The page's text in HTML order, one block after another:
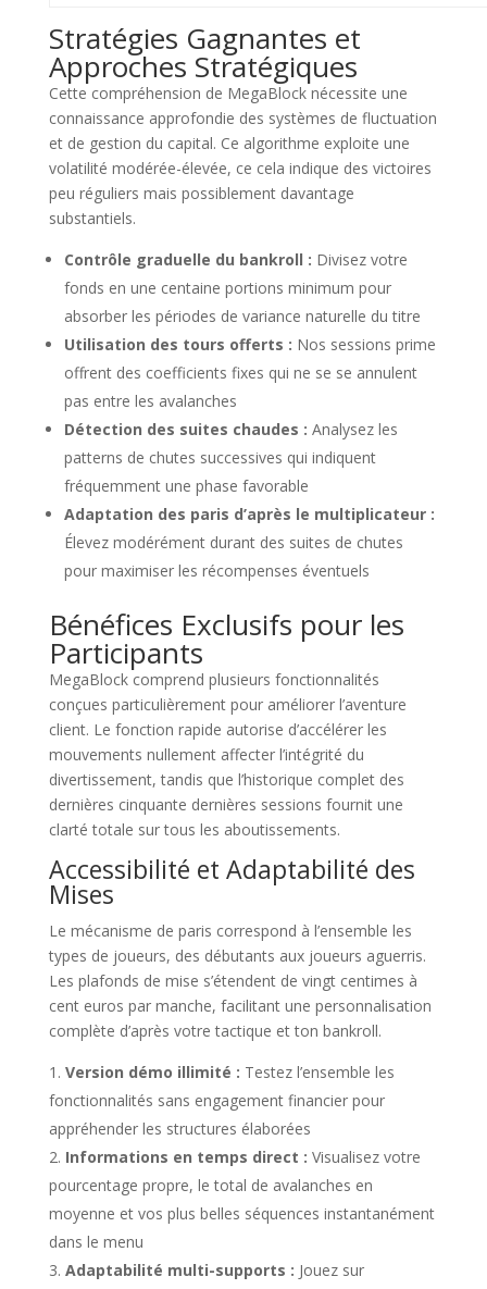
Stratégies Gagnantes et
Approches Stratégiques
Cette compréhension de MegaBlock nécessite une
connaissance approfondie des systèmes de fluctuation
et de gestion du capital. Ce algorithme exploite une
volatilité modérée-élevée, ce cela indique des victoires
peu réguliers mais possiblement davantage
substantiels.
Contrôle graduelle du bankroll : Divisez votre
fonds en une centaine portions minimum pour
absorber les périodes de variance naturelle du titre
Utilisation des tours offerts : Nos sessions prime
offrent des coefficients fixes qui ne se se annulent
pas entre les avalanches
Détection des suites chaudes : Analysez les
patterns de chutes successives qui indiquent
fréquemment une phase favorable
Adaptation des paris d’après le multiplicateur :
Élevez modérément durant des suites de chutes
pour maximiser les récompenses éventuels
Bénéfices Exclusifs pour les
Participants
MegaBlock comprend plusieurs fonctionnalités
conçues particulièrement pour améliorer l’aventure
client. Le fonction rapide autorise d’accélérer les
mouvements nullement affecter l’intégrité du
divertissement, tandis que l’historique complet des
dernières cinquante dernières sessions fournit une
clarté totale sur tous les aboutissements.
Accessibilité et Adaptabilité des
Mises
Le mécanisme de paris correspond à l’ensemble les
types de joueurs, des débutants aux joueurs aguerris.
Les plafonds de mise s’étendent de vingt centimes à
cent euros par manche, facilitant une personnalisation
complète d’après votre tactique et ton bankroll.
Version démo illimité : Testez l’ensemble les
fonctionnalités sans engagement financier pour
appréhender les structures élaborées
Informations en temps direct : Visualisez votre
pourcentage propre, le total de avalanches en
moyenne et vos plus belles séquences instantanément
dans le menu
Adaptabilité multi-supports : Jouez sur